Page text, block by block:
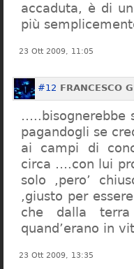
accaduta, è di
più
23 Ott 2009, 11:05
#12 FRANCESCO
…..bisognerebbe
pagandogli se
ai campi di
circa ….con lui
solo ,pero’
,giusto per
che dalla
quand’erano in
23 Ott 2009, 13:35